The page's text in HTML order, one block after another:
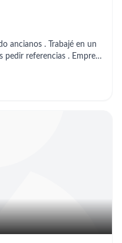
ancianos . Trabajé en un
pedir referencias . Empresa